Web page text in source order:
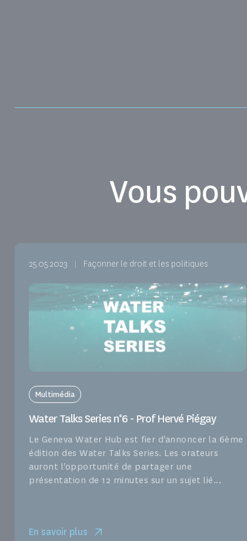
Vous
25.05.2023 Façonner le droit et les politiques
Multimédia
Water Talks Series n°6 - Prof Hervé Piégay
Le Geneva Water Hub est fier d'annoncer la 6ème
édition des Water Talks Series. Les orateurs
auront l'opportunité de partager une
présentation de 12 minutes sur un sujet lié...
En savoir plus